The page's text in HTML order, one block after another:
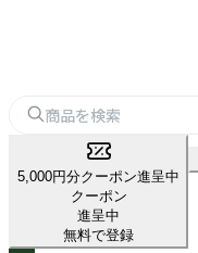
5,000円分クーポン進呈中
クーポン
進呈中
無料で登録